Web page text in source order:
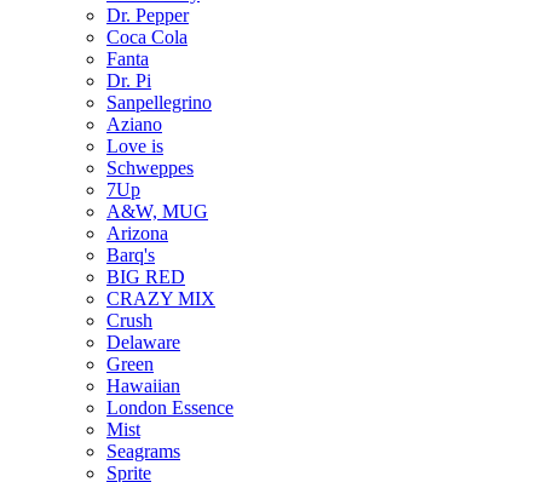
Dr. Pepper
Coca Cola
Fanta
Dr. Pi
Sanpellegrino
Aziano
Love is
Schweppes
7Up
A&W, MUG
Arizona
Barq's
BIG RED
CRAZY MIX
Crush
Delaware
Green
Hawaiian
London Essence
Mist
Seagrams
Sprite